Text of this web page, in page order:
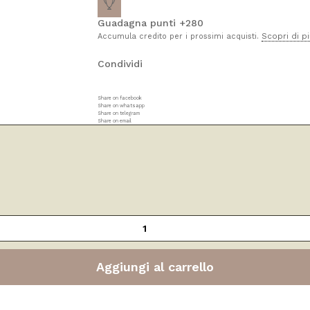
Guadagna punti +280
Accumula credito per i prossimi acquisti. Scopri di
Condividi
Share on facebook
Share on whatsapp
Share on telegram
Share on email
Aggiungi al carrello